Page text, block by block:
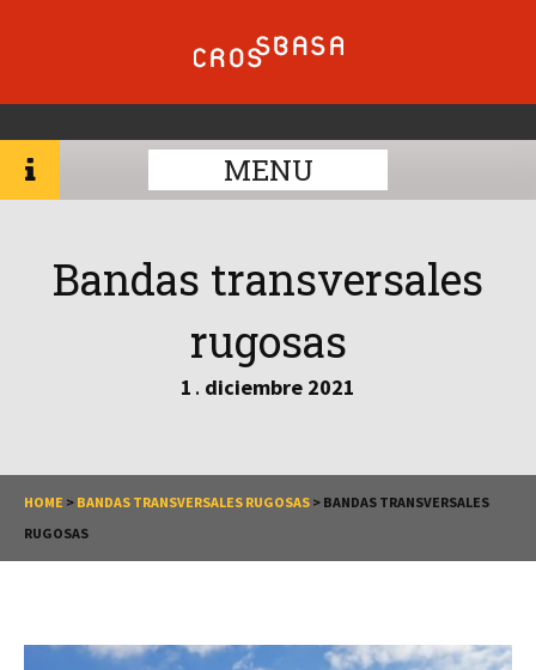
MENU
Bandas transversales
rugosas
1 . diciembre 2021
HOME > BANDAS TRANSVERSALES RUGOSAS > BANDAS TRANSVERSALES
RUGOSAS